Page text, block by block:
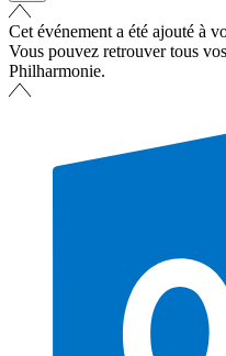
Cet événement a été ajouté à
Vous pouvez retrouver tous
Philharmonie.